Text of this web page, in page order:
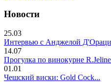
Новости
25.03
Интервью с Анджелой
14.07
Прогулка по винокурне
01.01
Чешский виски: Gold Cock...